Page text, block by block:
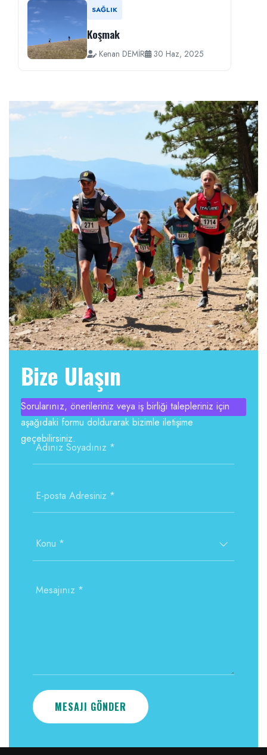
SAĞLIK
Koşmak
Kenan DEMİR 30 Haz, 2025
Bize Ulaşın
Sorularınız, önerileriniz veya iş birliği talepleriniz için
aşağıdaki formu doldurarak bizimle iletişime
geçebilirsiniz.
MESAJI GÖNDER